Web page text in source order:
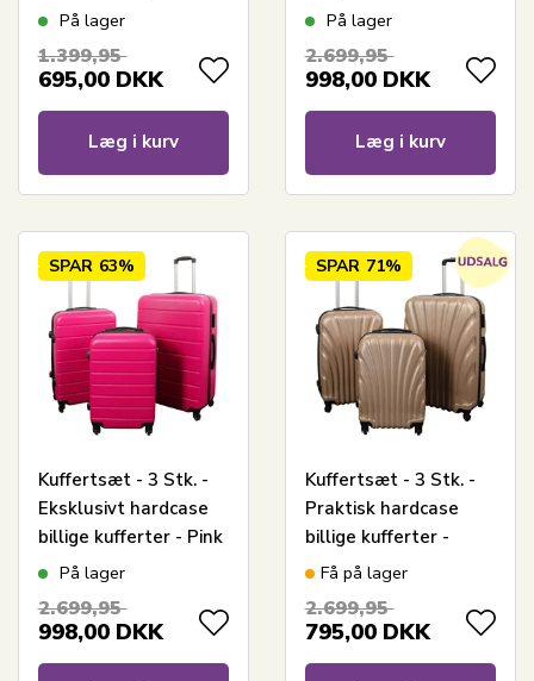
rejsekuffert
På lager
1.399,95
695,00 DKK
Læg i kurv
Mørkeblåt med
På lager
2.699,95
998,00 DKK
Læg i kurv
SPAR 63%
Kuffertsæt - 3 Stk. -
Eksklusivt hardcase
billige kufferter - Pink
med striber
På lager
2.699,95
998,00 DKK
SPAR 71%
Kuffertsæt - 3 Stk. -
Praktisk hardcase
billige kufferter -
Musling guld
Få på lager
2.699,95
795,00 DKK